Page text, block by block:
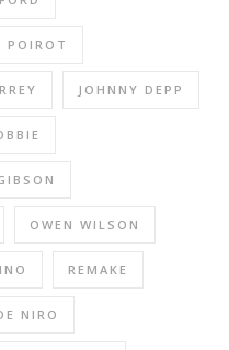
POIROT
JOHNNY DEPP
OWEN WILSON
REMAKE
NIRO